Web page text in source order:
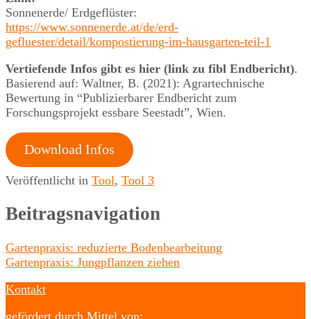
Sonnenerde/ Erdgeflüster:
https://www.sonnenerde.at/de/erd-
gefluester/detail/kompostierung-im-hausgarten-teil-1
Vertiefende Infos gibt es hier (link zu fibl Endbericht).
Basierend auf: Waltner, B. (2021): Agrartechnische
Bewertung in “Publizierbarer Endbericht zum
Forschungsprojekt essbare Seestadt”, Wien.
Download Infos
Veröffentlicht in Tool, Tool 3
Beitragsnavigation
Gartenpraxis: reduzierte Bodenbearbeitung
Gartenpraxis: Jungpflanzen ziehen
Kontakt
gefördert durch Mittel von: